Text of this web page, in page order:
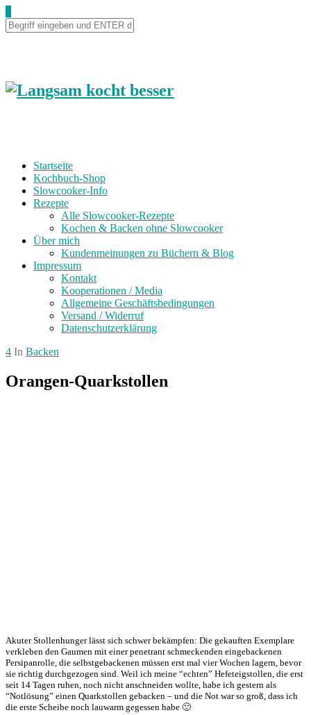
Startseite
Kochbuch-Shop
Slowcooker-Info
Rezepte
Alle Slowcooker-Rezepte
Kochen & Backen ohne Slowcooker
Über mich
Kundenmeinungen zu Büchern & Blog
Impressum
Kontakt
Kooperationen / Media
Allgemeine Geschäftsbedingungen
Versand / Widerruf
Datenschutzerklärung
4 In Backen
Orangen-Quarkstollen
Akuter Stollenhunger lässt sich schwer bekämpfen: Die gekauften Exemplare
verkleben den Gaumen mit einer penetrant schmeckenden eingebackenen
Persipanrolle, die selbstgebackenen müssen erst mal vier Wochen lagern, bevor
sie richtig durchgezogen sind. Weil ich meine “echten” Hefeteigstollen, die erst
seit 14 Tagen ruhen, noch nicht anschneiden wollte, habe ich gestern als
“Notlösung” einen Quarkstollen gebacken – und die Not war so groß, dass ich
die erste Scheibe noch lauwarm gegessen habe 🙂